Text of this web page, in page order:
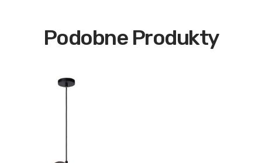
Podobne Produkty